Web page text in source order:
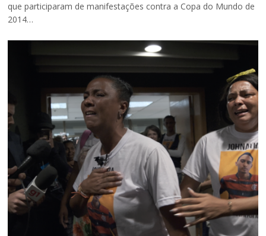
que participaram de manifestações contra a Copa do Mundo de
2014…